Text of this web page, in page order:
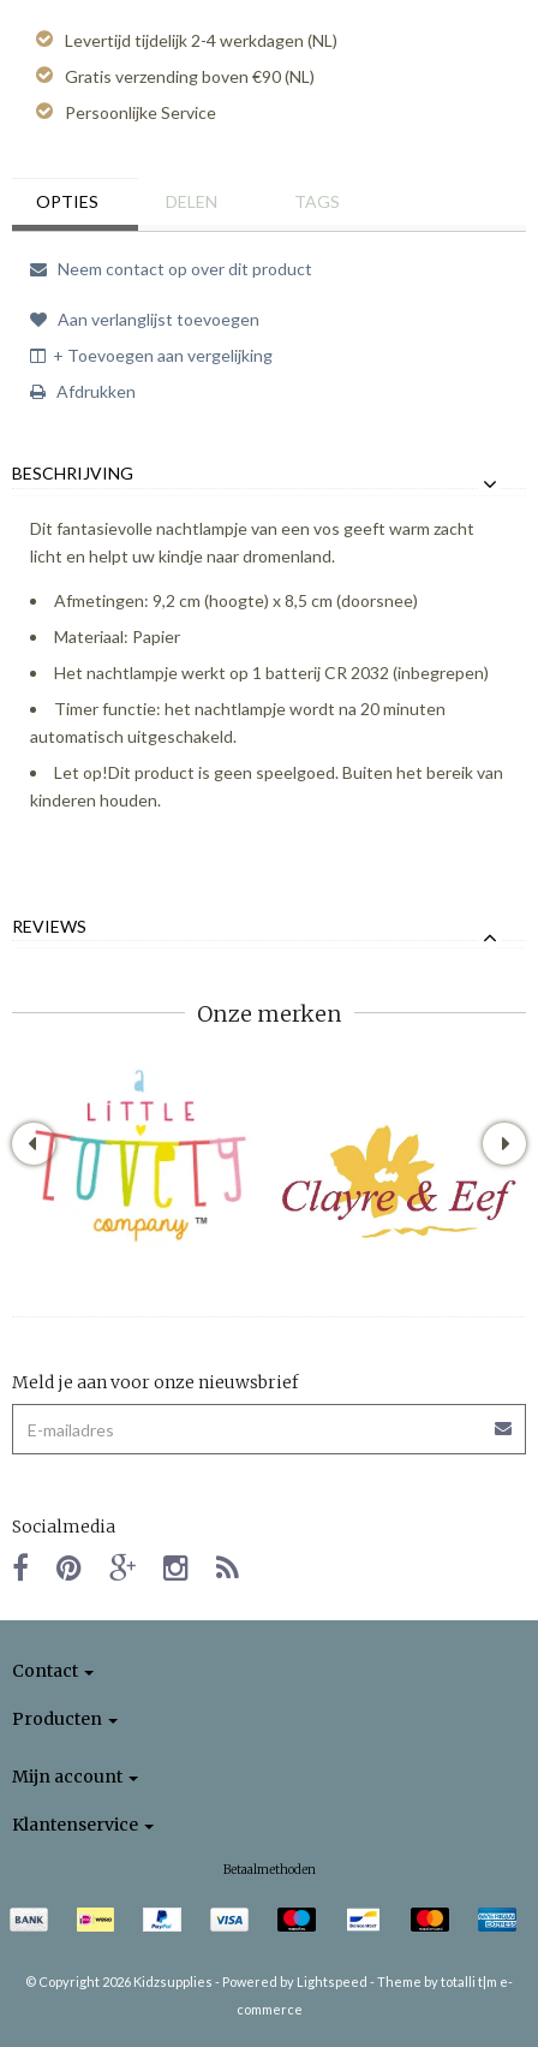
Levertijd tijdelijk 2-4 werkdagen (NL)
Gratis verzending boven €90 (NL)
Persoonlijke Service
OPTIES DELEN TAGS
Neem contact op over dit product
Aan verlanglijst toevoegen
+ Toevoegen aan vergelijking
Afdrukken
BESCHRIJVING
Dit fantasievolle nachtlampje van een vos geeft warm zacht
licht en helpt uw kindje naar dromenland.
Afmetingen: 9,2 cm (hoogte) x 8,5 cm (doorsnee)
Materiaal: Papier
Het nachtlampje werkt op 1 batterij CR 2032 (inbegrepen)
Timer functie: het nachtlampje wordt na 20 minuten
automatisch uitgeschakeld.
Let op!Dit product is geen speelgoed. Buiten het bereik van
kinderen houden.
REVIEWS
Onze merken
Meld je aan voor onze nieuwsbrief
Socialmedia
Contact
Producten
Mijn account
Klantenservice
Betaalmethoden
© Copyright 2026 Kidzsupplies - Powered by Lightspeed -Theme by totalli t|m e-
commerce